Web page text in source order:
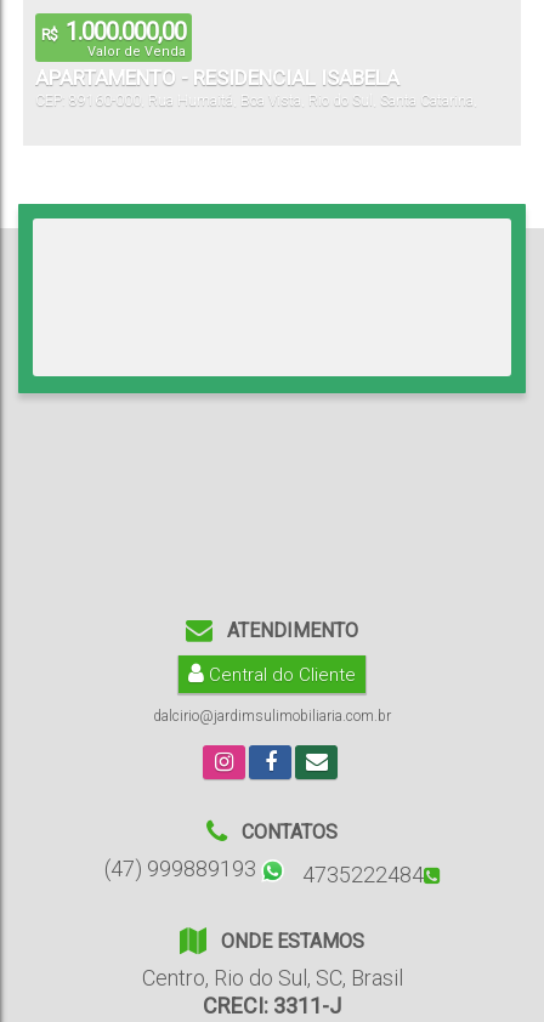
R$ 1.000.000,00
Valor de Venda
APARTAMENTO - RESIDENCIAL ISABELA
CEP: 89160-000 Rua Humaitá Boa Vista Rio do Sul Santa Catarina
ATENDIMENTO
Central do Cliente
dalcirio@jardimsulimobiliaria.com.br
CONTATOS
(47) 999889193 4735222484
ONDE ESTAMOS
Centro, Rio do Sul , SC, Brasil
CRECI: 3311-J